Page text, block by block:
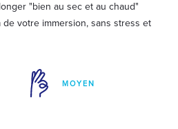
"bien au sec et au chaud"
votre immersion, sans stress et
MOYEN